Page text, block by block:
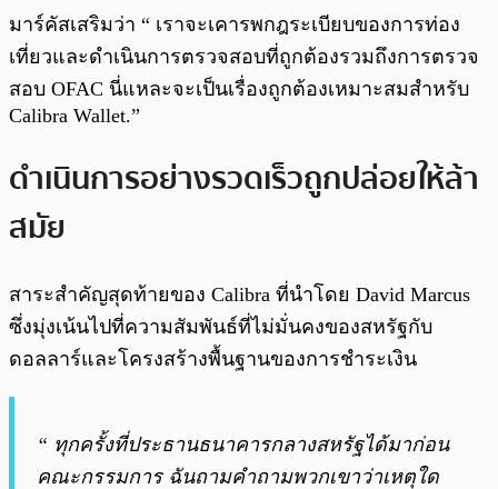
มาร์คัสเสริมว่า “ เราจะเคารพกฎระเบียบของการท่อง
เที่ยวและดำเนินการตรวจสอบที่ถูกต้องรวมถึงการตรวจ
สอบ OFAC นี่แหละจะเป็นเรื่องถูกต้องเหมาะสมสำหรับ
Calibra Wallet.”
ดำเนินการอย่างรวดเร็วถูกปล่อยให้ล้า
สมัย
สาระสำคัญสุดท้ายของ Calibra ที่นำโดย David Marcus
ซึ่งมุ่งเน้นไปที่ความสัมพันธ์ที่ไม่มั่นคงของสหรัฐกับ
ดอลลาร์และโครงสร้างพื้นฐานของการชำระเงิน
“ ทุกครั้งที่ประธานธนาคารกลางสหรัฐได้มาก่อน
คณะกรรมการ ฉันถามคำถามพวกเขาว่าเหตุใด